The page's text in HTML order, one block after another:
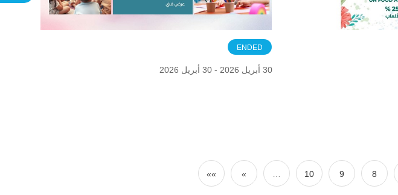
ENDED
30 أبريل 2026 - 30 أبريل 2026
8
9
10
»
»»